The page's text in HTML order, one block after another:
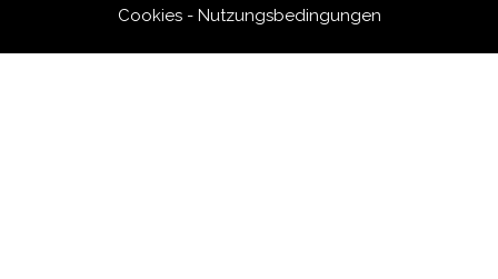
Cookies- Nutzungsbedingungen